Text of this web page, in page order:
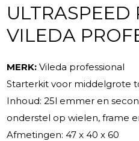
VILEDA
MERK: Vileda professional
Starterkit voor middelgrote
Inhoud: 25l emmer en
onderstel op wielen, frame
Afmetingen: 47 x 40 x 60